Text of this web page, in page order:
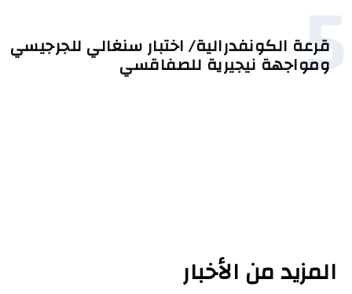
5
قرعة الكونفدرالية/ اختبار سنغالي للجرجيسي
ومواجهة نيجيرية للصفاقسي
المزيد من الأخبار